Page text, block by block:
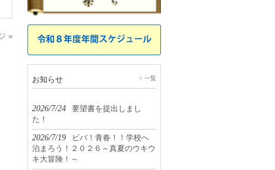
»
お知らせ 一覧
2026/7/24
要望書を提出しまし
た！
2026/7/19
ビバ！青春！！学校へ
泊まろう！２０２６～真夏のウキウ
キ大冒険！～